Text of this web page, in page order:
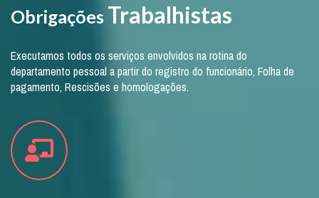
Obrigações Trabalhistas
Executamos todos os serviços envolvidos na rotina do
departamento pessoal a partir do registro do funcionário, Folha de
pagamento, Rescisões e homologações.